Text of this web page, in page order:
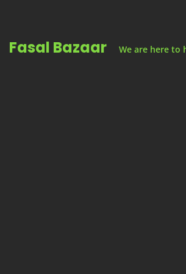
content
Fasal Bazaar We are here to